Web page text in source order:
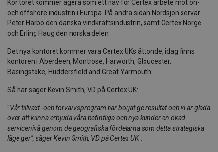
Kontoret kommer agera som ett nav för Certex arbete mot on-
och offshore industrin i Europa. På andra sidan Nordsjön servar
Peter Harbo den danska vindkraftsindustrin, samt Certex Norge
och Erling Haug den norska delen.
Det nya kontoret kommer vara Certex UKs åttonde, idag finns
kontoren i Aberdeen, Montrose, Harworth, Gloucester,
Basingstoke, Huddersfield and Great Yarmouth.
Så här säger Kevin Smith, VD på Certex UK:
"Vår tillväxt -och förvärvsprogram har börjat ge resultat och vi är glada
över att kunna erbjuda våra befintliga och nya kunder en ökad
servicenivå genom de geografiska fördelarna som detta strategiska
läge ger", säger Kevin Smith, VD på Certex UK .